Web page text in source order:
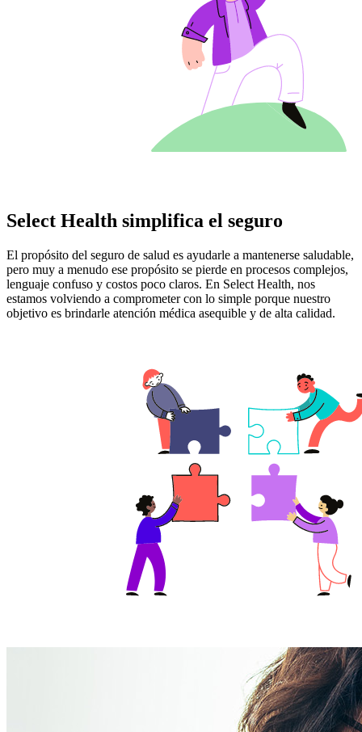
Select Health simplifica el seguro
El propósito del seguro de salud es ayudarle a mantenerse saludable,
pero muy a menudo ese propósito se pierde en procesos complejos,
lenguaje confuso y costos poco claros. En Select Health, nos
estamos volviendo a comprometer con lo simple porque nuestro
objetivo es brindarle atención médica asequible y de alta calidad.